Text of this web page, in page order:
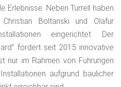
Erlebnisse. Neben Turrell haben
Boltanski und Olafur
eingerichtet. Der
fördert seit 2015 innovative
nur im Rahmen von Führungen
aufgrund baulicher